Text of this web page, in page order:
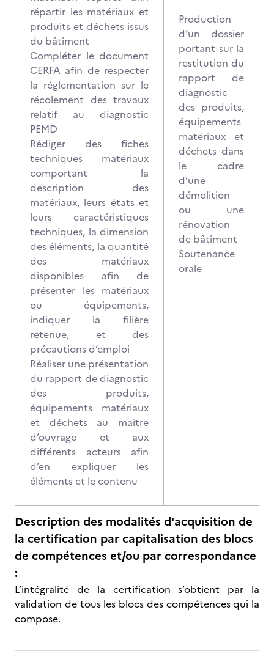
répartir les matériaux et
produits et déchets issus
du bâtiment
Compléter le document
CERFA afin de respecter
la réglementation sur le
récolement des travaux
relatif au diagnostic
PEMD
Rédiger des fiches
techniques matériaux
comportant la
description des
matériaux, leurs états et
leurs caractéristiques
techniques, la dimension
des éléments, la quantité
des matériaux
disponibles afin de
présenter les matériaux
ou équipements,
indiquer la filière
retenue, et des
précautions d’emploi
Réaliser une présentation
du rapport de diagnostic
des produits,
équipements matériaux
et déchets au maître
d’ouvrage et aux
différents acteurs afin
d’en expliquer les
éléments et le contenu
Production
d’un dossier
portant sur la
restitution du
rapport de
diagnostic
des produits,
équipements
matériaux et
déchets dans
le cadre
d’une
démolition
ou une
rénovation
de bâtiment
Soutenance
orale
Description des modalités d'acquisition de
la certification par capitalisation des blocs
de compétences et/ou par correspondance
:
L’intégralité de la certification s’obtient par la
validation de tous les blocs des compétences qui la
compose.